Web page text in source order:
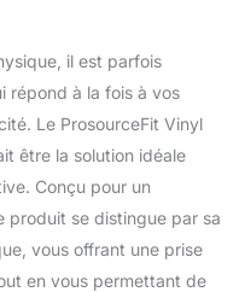
il est parfois
répond à la fois à vos
Le ProsourceFit Vinyl
être la solution idéale
Conçu pour un
produit se distingue par sa
vous offrant une prise
en vous permettant de